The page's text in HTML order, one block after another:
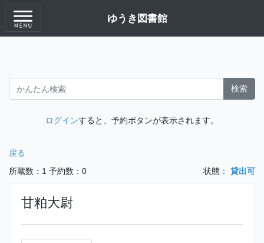
ゆうき図書館
検索
ログインすると、予約ボタンが表示されます。
戻る
所蔵数：1 予約数：0 状態： 貸出可
甘粕大尉